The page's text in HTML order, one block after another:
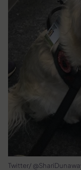
Twitter/